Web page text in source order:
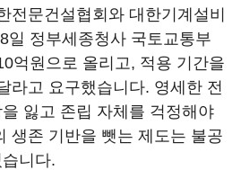
전문건설협회와 대한기계설비
일 정부세종청사 국토교통부
억원으로 올리고, 적용 기간을
라고 요구했습니다. 영세한 전
잃고 존립 자체를 걱정해야
생존 기반을 뺏는 제도는 불공
니다.